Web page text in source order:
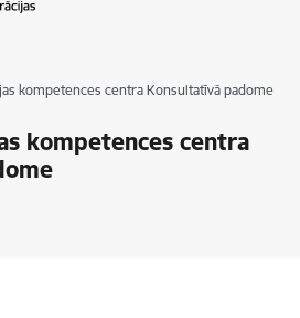
kompetences centra Konsultatīvā padome
kompetences centra